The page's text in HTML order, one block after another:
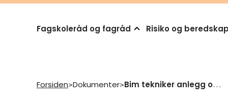
Fagskoleråd og fagråd Risiko og
Forsiden>Dokumenter> Bim tekniker anlegg og infrastruktur